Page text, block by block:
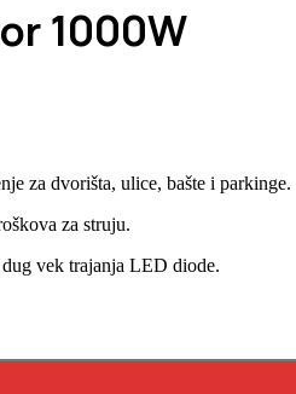
1000W
za dvorišta, ulice, bašte i parkinge.
za struju.
vek trajanja LED diode.